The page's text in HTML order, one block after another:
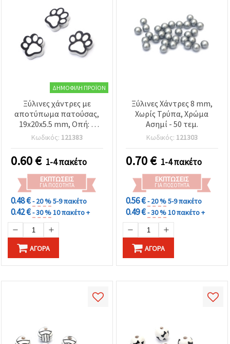
ΔΗΜΟΦΙΛΉ ΠΡΟΪΌΝ
Ξύλινες χάντρες με
αποτύπωμα πατούσας,
19x20x5.5 mm, Οπή: 2
mm, Λευκό και Μαύρο - 5
τεμ.
Κωδικός: 121383
0.60€ 1-4 πακέτο
ΕΚΠΤΏΣΕΙΣ
ΓΙΑ ΠΟΣΌΤΗΤΑ
0.48 €- 20 %5-9 πακέτο
0.42 €- 30 %10 πακέτο +
ΑΓΟΡΆ
Ξύλινες Χάντρες 8 mm,
Χωρίς Τρύπα, Χρώμα
Ασημί - 50 τεμ.
Κωδικός: 121303
0.70€ 1-4 πακέτο
ΕΚΠΤΏΣΕΙΣ
ΓΙΑ ΠΟΣΌΤΗΤΑ
0.56 €- 20 %5-9 πακέτο
0.49 €- 30 %10 πακέτο +
ΑΓΟΡΆ